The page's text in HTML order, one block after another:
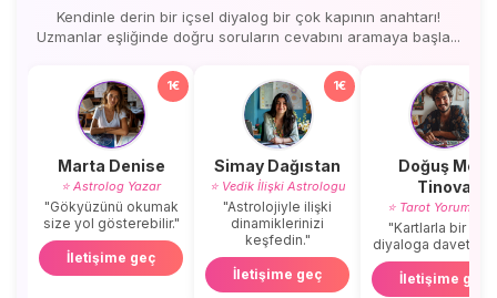
Kendinle derin bir içsel diyalog bir çok kapının anahtarı!
Uzmanlar eşliğinde doğru soruların cevabını aramaya başla...
1€
Marta Denise
⭐ Astrolog Yazar
"Gökyüzünü okumak
size yol gösterebilir."
İletişime geç
1€
Simay Dağıstan
⭐ Vedik İlişki Astrologu
"Astrolojiyle ilişki
dinamiklerinizi
keşfedin."
İletişime geç
Doğuş Mert
Tinova
⭐ Tarot
"Kartlarla bir
diyaloga
İletişime geç